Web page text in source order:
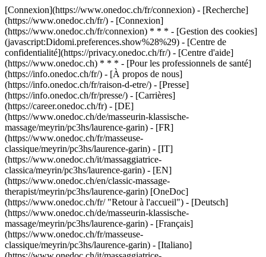
[Connexion](https://www.onedoc.ch/fr/connexion) - [Recherche]
(https://www.onedoc.ch/fr/) - [Connexion]
(https://www.onedoc.ch/fr/connexion) * * * - [Gestion des cookies]
(javascript:Didomi.preferences.show%28%29) - [Centre de
confidentialité](https://privacy.onedoc.ch/fr/) - [Centre d'aide]
(https://www.onedoc.ch) * * * - [Pour les professionnels de santé]
(https://info.onedoc.ch/fr/) - [À propos de nous]
(https://info.onedoc.ch/fr/raison-d-etre/) - [Presse]
(https://info.onedoc.ch/fr/presse/) - [Carrières]
(https://career.onedoc.ch/fr) - [DE]
(https://www.onedoc.ch/de/masseurin-klassische-
massage/meyrin/pc3hs/laurence-garin) - [FR]
(https://www.onedoc.ch/fr/masseuse-
classique/meyrin/pc3hs/laurence-garin) - [IT]
(https://www.onedoc.ch/it/massaggiatrice-
classica/meyrin/pc3hs/laurence-garin) - [EN]
(https://www.onedoc.ch/en/classic-massage-
therapist/meyrin/pc3hs/laurence-garin) [OneDoc]
(https://www.onedoc.ch/fr/ "Retour à l'accueil") - [Deutsch]
(https://www.onedoc.ch/de/masseurin-klassische-
massage/meyrin/pc3hs/laurence-garin) - [Français]
(https://www.onedoc.ch/fr/masseuse-
classique/meyrin/pc3hs/laurence-garin) - [Italiano]